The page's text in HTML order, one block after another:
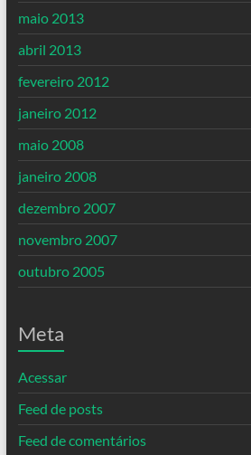
maio 2013
abril 2013
fevereiro 2012
janeiro 2012
maio 2008
janeiro 2008
dezembro 2007
novembro 2007
outubro 2005
Meta
Acessar
Feed de posts
Feed de comentários